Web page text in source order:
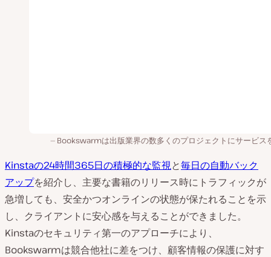
Bookswarmは出版業界の数多くのプロジェクトにサービス
Kinstaの24時間365日の積極的な監視と毎日の自動バック
アップを紹介し、主要な書籍のリリース時にトラフィックが
急増しても、安全かつオンラインの状態が保たれることを示
し、クライアントに安心感を与えることができました。
Kinstaのセキュリティ第一のアプローチにより、
Bookswarmは競合他社に差をつけ、顧客情報の保護に対す